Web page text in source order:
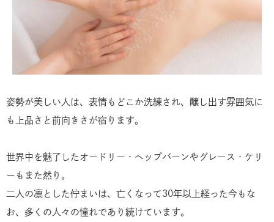
姿勢が美しい人は、表情もどこか洗練され、醸し出す雰囲気に
も上品さと前向きさが宿ります。
世界中を魅了した オードリー・ヘップバーン や グレース・ケリ
ー もまた然り。
二人の凛とした佇まいは、亡くなって30年以上経った今もな
お、多くの人々の憧れであり続けています。